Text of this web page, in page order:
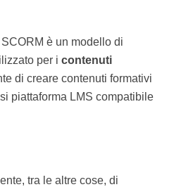
SCORM è un modello di
per icontenuti
di creare contenuti
qualsiasi piattaforma LMS
tra le altre cose, di